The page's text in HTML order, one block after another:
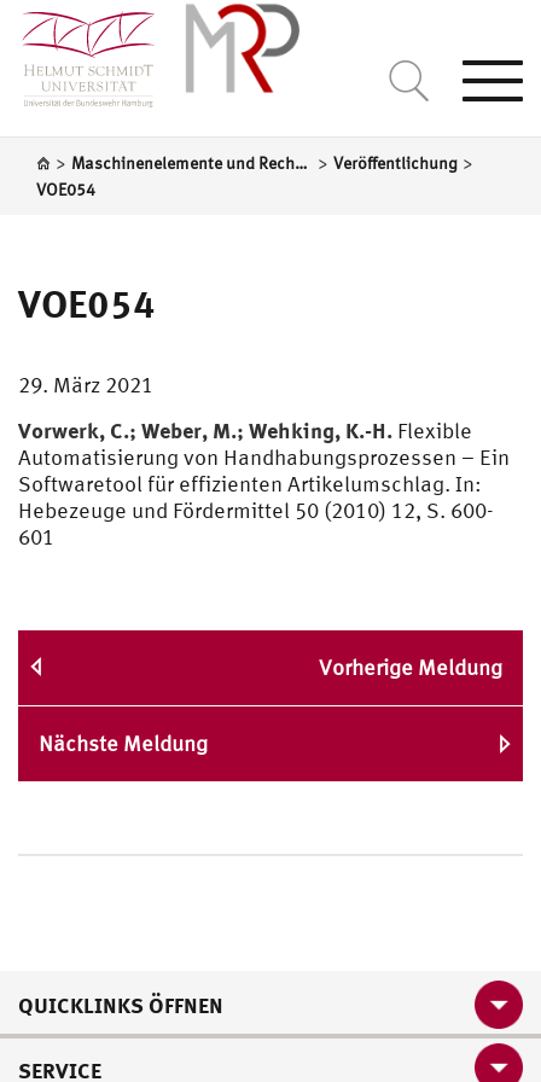
> Maschinenelemente und Rechnergestützte Produktentwicklung > Veröffentlichung >
VOE054
VOE054
29. März 2021
Vorwerk, C.; Weber, M.; Wehking, K.-H. Flexible
Automatisierung von Handhabungsprozessen – Ein
Softwaretool für effizienten Artikelumschlag. In:
Hebezeuge und Fördermittel 50 (2010) 12, S. 600-
601
Vorherige Meldung
Nächste Meldung
QUICKLINKS ÖFFNEN
SERVICE